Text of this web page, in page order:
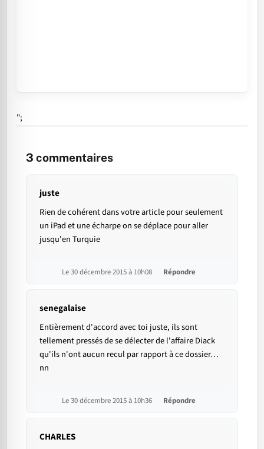
";
3 commentaires
juste
Rien de cohérent dans votre article pour seulement
un iPad et une écharpe on se déplace pour aller
jusqu'en Turquie
Le 30 décembre 2015 à 10h08 Répondre
senegalaise
Entièrement d'accord avec toi juste, ils sont
tellement pressés de se délecter de l'affaire Diack
qu'ils n'ont aucun recul par rapport à ce dossier…
nn
Le 30 décembre 2015 à 10h36 Répondre
CHARLES